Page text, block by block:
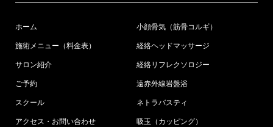
ホーム
施術メニュー（料金表）
サロン紹介
ご予約
スクール
アクセス・お問い合わせ
小顔骨気（筋骨コルギ）
経絡ヘッドマッサージ
経絡リフレクソロジー
遠赤外線岩盤浴
ネトラバスティ
吸玉（カッピング）